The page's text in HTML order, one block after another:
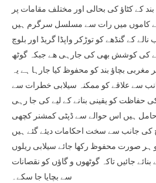
کے کٹاؤ کی بحالی اور مختلف مقامات پر
کے کاموں میں رات سے مسلسل سرگرم ہیں
کے گنڈھے کو توڑکر واپڈا گریڈ اور بلوچ
کی کوشش بھی کی جارہی ھے جبکہ گوٹھ
مغربی بچاؤ بند کو محفوظ کیا جارہا ہے یہ
سے علاقے کو ممکنہ سیلابی خطرات سے
حفاظت کو یقینی بنانے کے لیے کی جا رہی
حامل ہیں اس حوالے سے ڈپٹی کمشنر کچھی
کی جانب سے سخت احکامات دیئے گئے ہیں
ہر صورت محفوظ رکھا جائے سیلابی ریلوں
جائیں تاکہ گوٹھوں و گاؤں کو نقصانات
سے بچایا جا سکے۔